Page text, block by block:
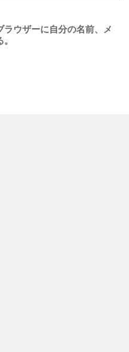
ウザーに自分の名前、メ